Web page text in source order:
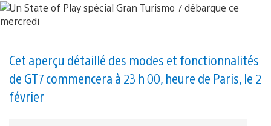
Cet aperçu détaillé des modes et fonctionnalités
de GT7 commencera à 23 h 00, heure de Paris, le 2
février